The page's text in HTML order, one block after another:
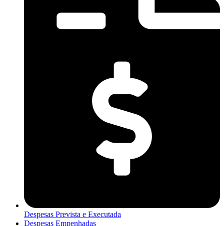
Despesas Prevista e Executada
Despesas Empenhadas